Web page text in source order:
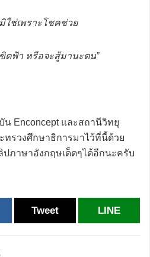
เพราะโชคช่วย
หรือจะสู้มานะตน”
Enconcept และสถานีวิทยุ
ทรวงศึกษาธิการมาไว้ที่นี้ด้วย
ภาษาอังกฤษเด็ดๆได้อีกนะครับ
Tweet LINE